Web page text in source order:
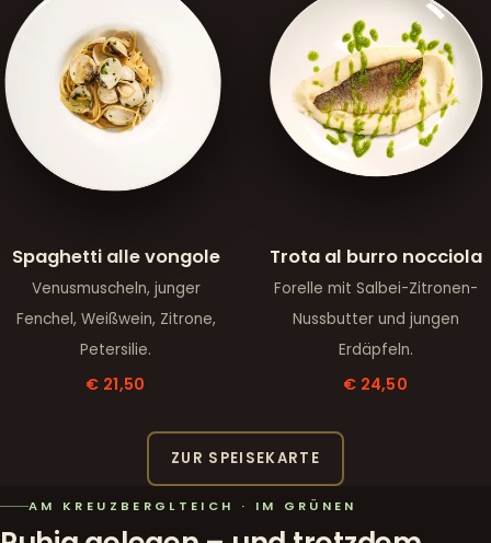
Spaghetti alle vongole
Venusmuscheln, junger
Fenchel, Weißwein, Zitrone,
Petersilie.
€ 21,50
Trota al burro nocciola
Forelle mit Salbei-Zitronen-
Nussbutter und jungen
Erdäpfeln.
€ 24,50
ZUR SPEISEKARTE
AM KREUZBERGLTEICH · IM GRÜNEN